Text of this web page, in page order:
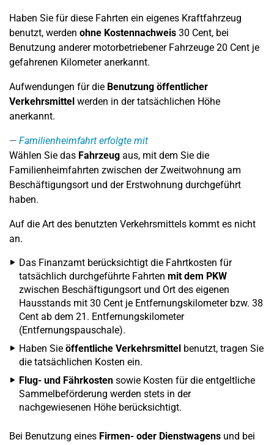
Haben Sie für diese Fahrten ein eigenes Kraftfahrzeug
benutzt, werden ohne Kostennachweis 30 Cent, bei
Benutzung anderer motorbetriebener Fahrzeuge 20 Cent je
gefahrenen Kilometer anerkannt.
Aufwendungen für die Benutzung öffentlicher
Verkehrsmittel werden in der tatsächlichen Höhe
anerkannt.
Familienheimfahrt erfolgte mit
Wählen Sie das Fahrzeug aus, mit dem Sie die
Familienheimfahrten zwischen der Zweitwohnung am
Beschäftigungsort und der Erstwohnung durchgeführt
haben.
Auf die Art des benutzten Verkehrsmittels kommt es nicht
an.
Das Finanzamt berücksichtigt die Fahrtkosten für
tatsächlich durchgeführte Fahrten mit dem PKW
zwischen Beschäftigungsort und Ort des eigenen
Hausstands mit 30 Cent je Entfernungskilometer bzw. 38
Cent ab dem 21. Entfernungskilometer
(Entfernungspauschale).
Haben Sie öffentliche Verkehrsmittel benutzt, tragen Sie
die tatsächlichen Kosten ein.
Flug- und Fährkosten sowie Kosten für die entgeltliche
Sammelbeförderung werden stets in der
nachgewiesenen Höhe berücksichtigt.
Bei Benutzung eines Firmen- oder Dienstwagens und bei